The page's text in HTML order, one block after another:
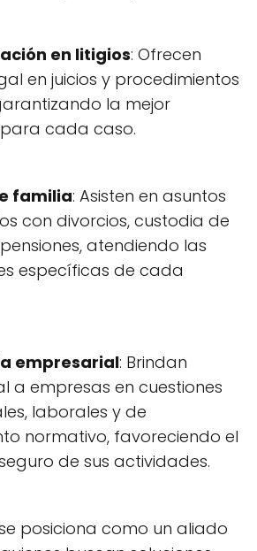
en litigios: Ofrecen
en juicios y procedimientos
la mejor
cada caso.
familia: Asisten en asuntos
con divorcios, custodia de
atendiendo las
específicas de cada
empresarial: Brindan
a empresas en cuestiones
laborales y de
normativo, favoreciendo el
de sus actividades.
posiciona como un aliado